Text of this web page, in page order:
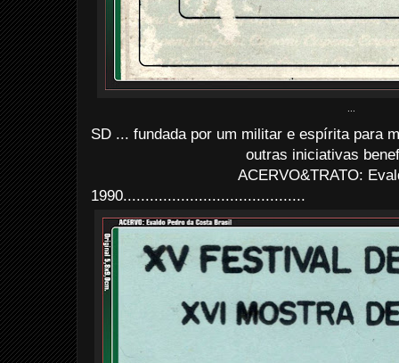
SD ... fundada por um militar e espírita para
outras iniciativas
ACERVO&TRATO:
1990.........................................